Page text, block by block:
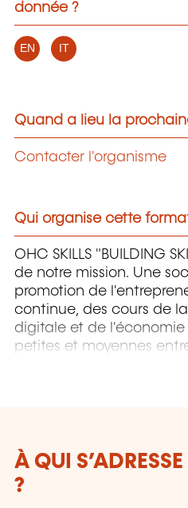
donnée ?
EN IT
Quand a lieu la
Contacter l'organisme
Qui organise cette
OHC SKILLS "BUILDING
de notre mission. Une
promotion de
continue, des cours de
digitale et de
petites et moyennes
À QUI
?